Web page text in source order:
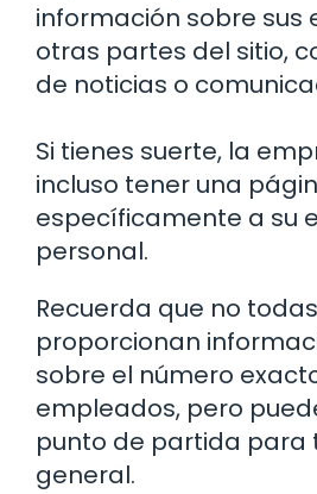
información sobre sus
otras partes del sitio,
de noticias o
Si tienes suerte, la
incluso tener una
específicamente a su
personal.
Recuerda que no
proporcionan
sobre el número
empleados, pero
punto de partida para
general.